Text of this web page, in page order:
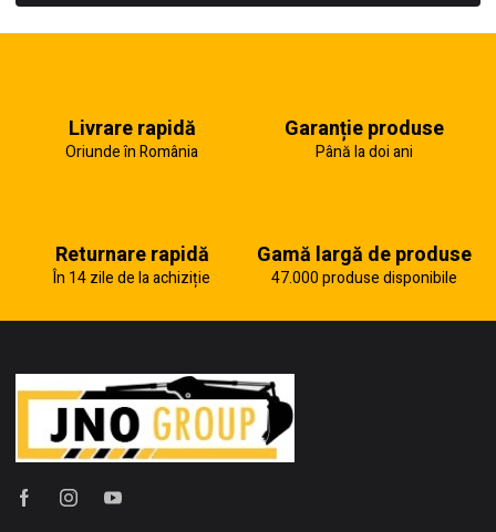
Livrare rapidă
Oriunde în România
Garanție produse
Până la doi ani
Returnare rapidă
În 14 zile de la achiziție
Gamă largă de produse
47.000 produse disponibile